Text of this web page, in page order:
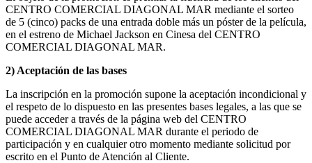
CENTRO COMERCIAL DIAGONAL MAR mediante el sorteo
de 5 (cinco) packs de una entrada doble más un póster de la película,
en el estreno de Michael Jackson en Cinesa del CENTRO
COMERCIAL DIAGONAL MAR.
2) Aceptación de las bases
La inscripción en la promoción supone la aceptación incondicional y
el respeto de lo dispuesto en las presentes bases legales, a las que se
puede acceder a través de la página web del CENTRO
COMERCIAL DIAGONAL MAR durante el periodo de
participación y en cualquier otro momento mediante solicitud por
escrito en el Punto de Atención al Cliente.